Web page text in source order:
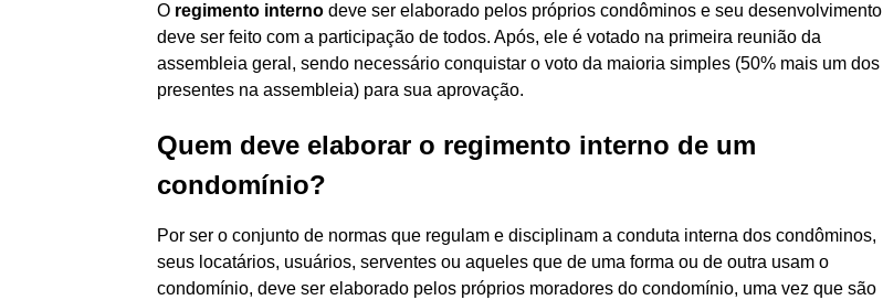
O regimento interno deve ser elaborado pelos próprios condôminos e seu desenvolvimento
deve ser feito com a participação de todos. Após, ele é votado na primeira reunião da
assembleia geral, sendo necessário conquistar o voto da maioria simples (50% mais um dos
presentes na assembleia) para sua aprovação.
Quem deve elaborar o regimento interno de um
condomínio?
Por ser o conjunto de normas que regulam e disciplinam a conduta interna dos condôminos,
seus locatários, usuários, serventes ou aqueles que de uma forma ou de outra usam o
condomínio, deve ser elaborado pelos próprios moradores do condomínio, uma vez que são